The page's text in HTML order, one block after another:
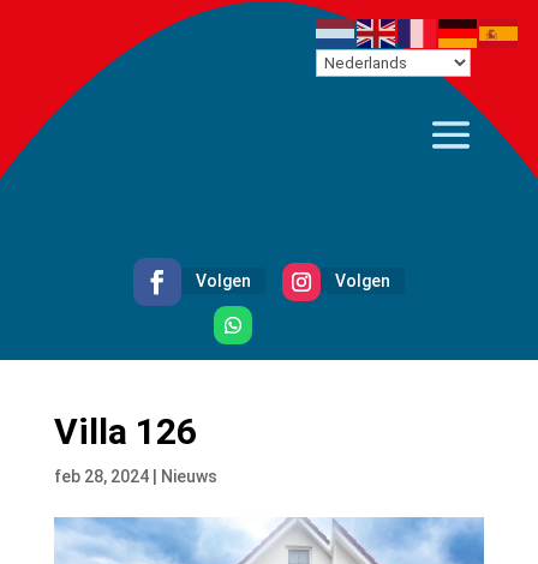
Volgen Volgen
Villa 126
feb 28, 2024| Nieuws